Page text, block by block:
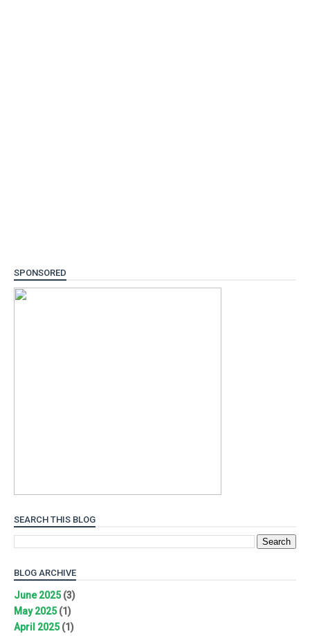
SPONSORED
SEARCH THIS BLOG
BLOG ARCHIVE
June 2025(3)
May 2025(1)
April 2025(1)